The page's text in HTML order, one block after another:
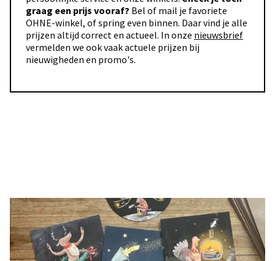
graag een prijs vooraf? Bel of mail je favoriete
OHNE-winkel, of spring even binnen. Daar vind je alle
prijzen altijd correct en actueel. In onze nieuwsbrief
vermelden we ook vaak actuele prijzen bij
nieuwigheden en promo's.